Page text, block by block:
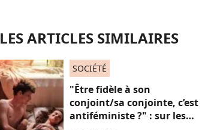
LES ARTICLES SIMILAIRES
SOCIÉTÉ
"Être fidèle à son
conjoint/sa conjointe, c’est
antiféministe ?" : sur les